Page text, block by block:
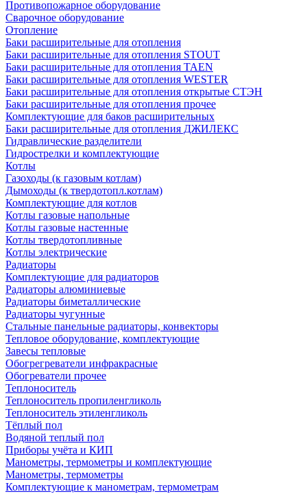
Противопожарное оборудование
Сварочное оборудование
Отопление
Баки расширительные для отопления
Баки расширительные для отопления STOUT
Баки расширительные для отопления TAEN
Баки расширительные для отопления WESTER
Баки расширительные для отопления открытые СТЭН
Баки расширительные для отопления прочее
Комплектующие для баков расширительных
Баки расширительные для отопления ДЖИЛЕКС
Гидравлические разделители
Гидрострелки и комплектующие
Котлы
Газоходы (к газовым котлам)
Дымоходы (к твердотопл.котлам)
Комплектующие для котлов
Котлы газовые напольные
Котлы газовые настенные
Котлы твердотопливные
Котлы электрические
Радиаторы
Комплектующие для радиаторов
Радиаторы алюминиевые
Радиаторы биметаллические
Радиаторы чугунные
Стальные панельные радиаторы, конвекторы
Тепловое оборудование, комплектующие
Завесы тепловые
Обогрегреватели инфракрасные
Обогреватели прочее
Теплоноситель
Теплоноситель пропиленгликоль
Теплоноситель этиленгликоль
Тёплый пол
Водяной теплый пол
Приборы учёта и КИП
Манометры, термометры и комплектующие
Манометры, термометры
Комплектующие к манометрам, термометрам